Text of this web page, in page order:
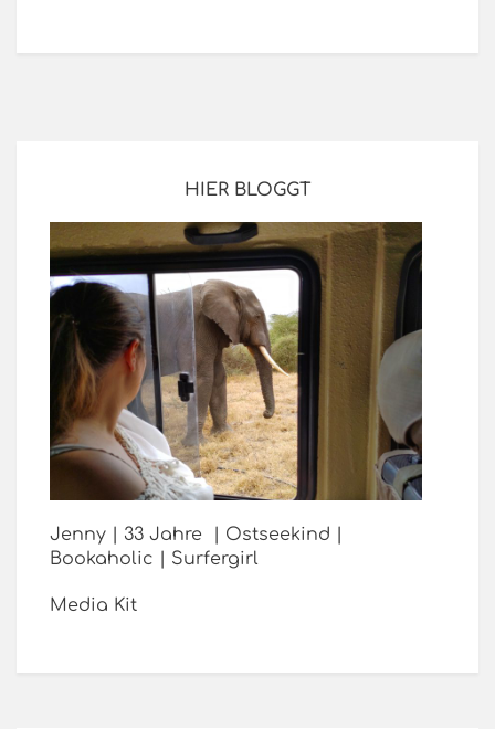
HIER BLOGGT
Jenny | 33 Jahre | Ostseekind |
Bookaholic | Surfergirl
Media Kit